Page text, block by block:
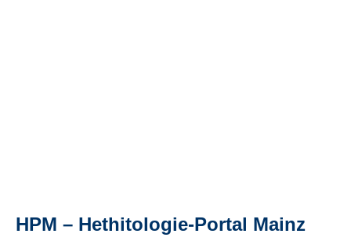
HPM – Hethitologie-Portal Mainz